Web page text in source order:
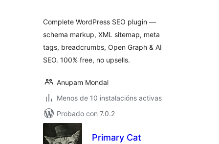
Complete WordPress SEO plugin —
schema markup, XML sitemap, meta
tags, breadcrumbs, Open Graph & AI
SEO. 100% free, no upsells.
Anupam Mondal
Menos de 10 instalacións activas
Probado con 7.0.2
Primary Cat